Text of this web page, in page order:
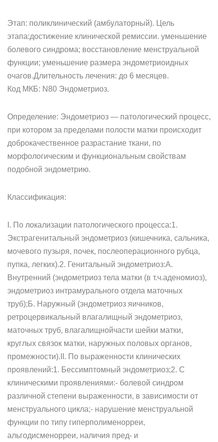
Этап: поликлинический (амбулаторный). Цель
этапа:достижение клинической ремиссии. уменьшение
болевого синдрома; восстановление менструальной
функции; уменьшение размера эндометриоидных
очагов.Длительность лечения: до 6 месяцев.
Код МКБ: N80 Эндометриоз.
Определение: Эндометриоз — патологический процесс,
при котором за пределами полости матки происходит
доброкачественное разрастание ткани, по
морфологическим и функциональным свойствам
подобной эндометрию.
Классификация:
I. По локализации патологического процесса:1.
Экстрагенитальный эндометриоз (кишечника, сальника,
мочевого пузыря, почек, послеоперационного рубца,
пупка, легких).2. Генитальный эндометриоз:А.
Внутренний (эндометриоз тела матки (в т.ч.аденомиоз),
эндометриоз интрамурального отдела маточных
труб);Б. Наружный (эндометриоз яичников,
ретроцервикальный влагалищный эндометриоз,
маточных труб, влагалищнойчасти шейки матки,
круглых связок матки, наружных половых органов,
промежности).II. По выраженности клинических
проявлений:1. Бессимптомный эндометриоз;2. С
клиническими проявлениями:- болевой синдром
различной степени выраженности, в зависимости от
менструального цикла;- нарушение менструальной
функции по типу гиперполименорреи,
альгодисменорреи, наличия пред- и